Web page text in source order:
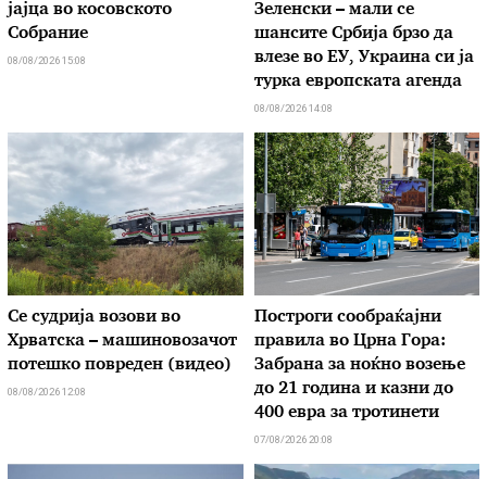
јајца во косовското
Собрание
08/08/2026 15:08
Зеленски – мали се
шансите Србија брзо да
влезе во ЕУ, Украина си ја
турка европската агенда
08/08/2026 14:08
Се судрија возови во
Хрватска – машиновозачот
потешко повреден (видео)
08/08/2026 12:08
Построги сообраќајни
правила во Црна Гора:
Забрана за ноќно возење
до 21 година и казни до
400 евра за тротинети
07/08/2026 20:08